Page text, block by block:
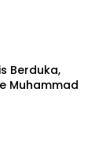
Berduka,
Muhammad